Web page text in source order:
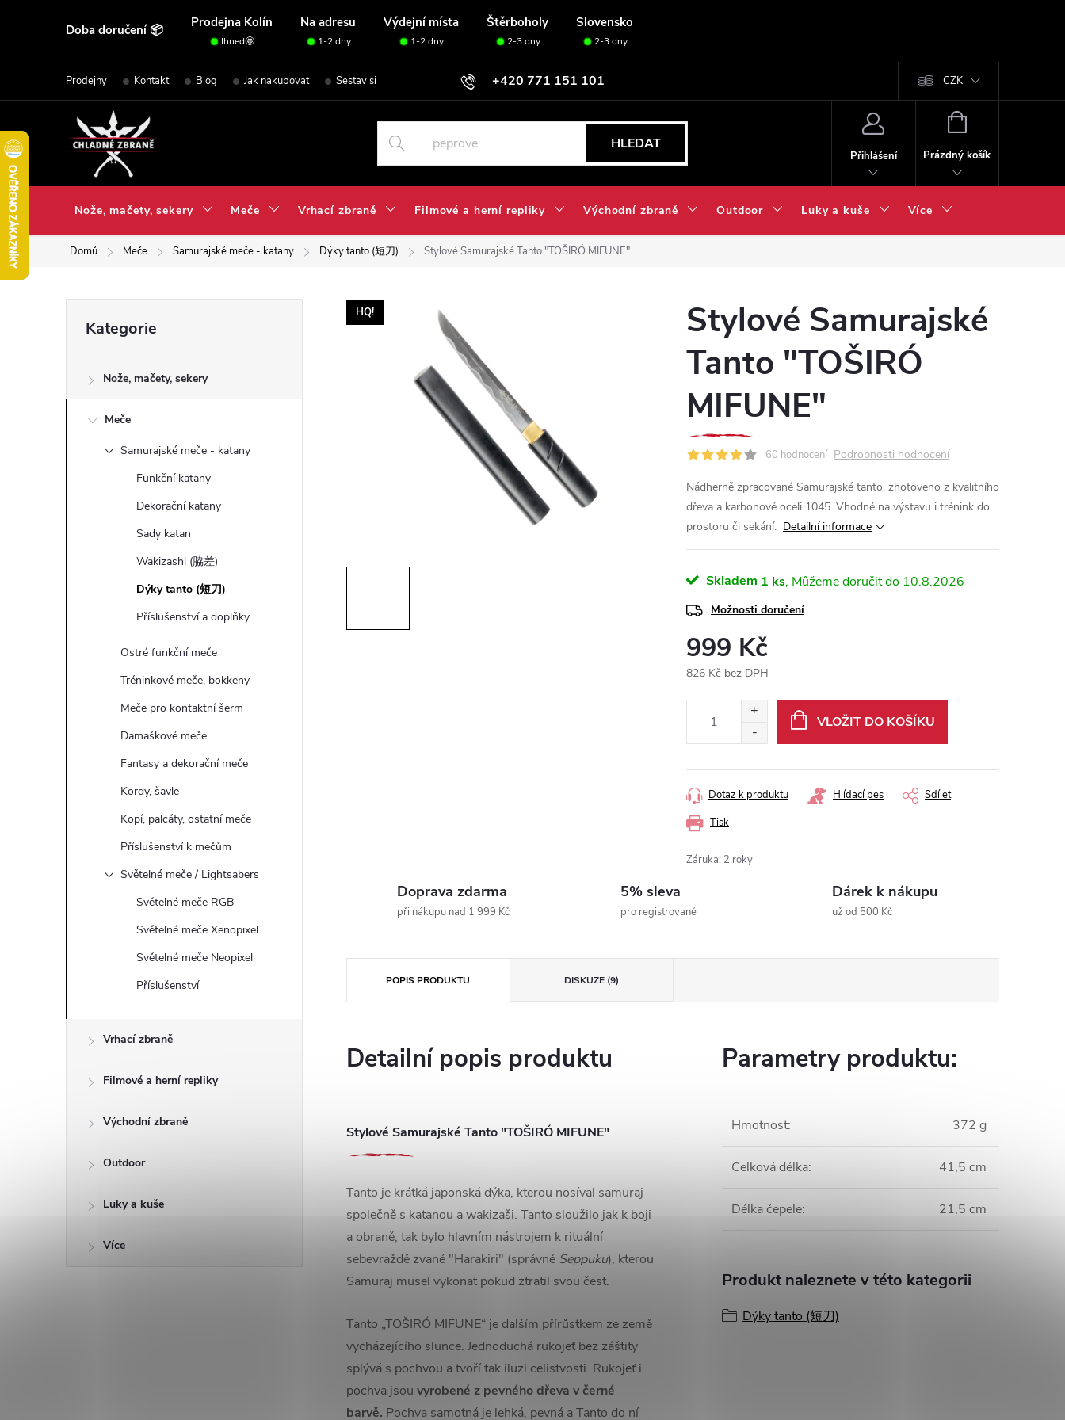
Doba doručení 📦 Prodejna Kolín Na adresu Výdejní místa Štěrboholy Slovensko
Ihned🤩 1-2 dny 1-2 dny 2-3 dny 2-3 dny
+420 771 151 101
Prodejny Kontakt Blog Jak nakupovat Sestav si svou sadu✅ CZK
HLEDAT
Přihlášení
NÁKUPNÍ
Prázdný košík
Nože, mačety, sekery Meče Vrhací zbraně Filmové a herní repliky Východní zbraně Outdoor Luky a kuše Více
Domů Meče Samurajské meče - katany Dýky tanto (短刀) Stylové Samurajské Tanto "TOŠIRÓ MIFUNE"
s
kategorie
Kategorie
Nože, mačety, sekery
Meče
Samurajské meče - katany
Funkční katany
Dekorační katany
Sady katan
Wakizashi (脇差)
Dýky tanto (短刀)
Příslušenství a doplňky
Ostré funkční meče
Tréninkové meče, bokkeny
Meče pro kontaktní šerm
Damaškové meče
Fantasy a dekorační meče
Kordy, šavle
Kopí, palcáty, ostatní meče
Příslušenství k mečům
Světelné meče / Lightsabers
Světelné meče RGB
Světelné meče Xenopixel
Světelné meče Neopixel
Příslušenství
Vrhací zbraně
Filmové a herní repliky
Východní zbraně
Outdoor
Luky a kuše
Více
HQ!
Stylové Samurajské
Tanto "TOŠIRÓ
MIFUNE"
60 hodnocení Podrobnosti hodnocení
Nádherně zpracované Samurajské tanto, zhotoveno z kvalitního
dřeva a karbonové oceli 1045. Vhodné na výstavu i trénink do
prostoru či sekání. Detailní informace
Skladem 1 ks 10.8.2026
Možnosti doručení
999 Kč
826 Kč bez DPH
VLOŽIT DO KOŠÍKU
Tisk
Dotaz k produktu Hlídací pes Sdílet
Záruka: 2 roky
Doprava zdarma
při nákupu nad 1 999 Kč
5% sleva
pro registrované
Dárek k nákupu
už od 500 Kč
POPIS PRODUKTU DISKUZE (9)
Detailní popis produktu
Stylové Samurajské Tanto "TOŠIRÓ MIFUNE"
Tanto je krátká japonská dýka, kterou nosíval samuraj
společně s katanou a wakizaši. Tanto sloužilo jak k boji
a obraně, tak bylo hlavním nástrojem k rituální
sebevraždě zvané "Harakiri" (správně Seppuku), kterou
Samuraj musel vykonat pokud ztratil svou čest.
Tanto „TOŠIRÓ MIFUNE“ je dalším přírůstkem ze země
vycházejícího slunce. Jednoduchá rukojeť bez záštity
splývá s pochvou a tvoří tak iluzi celistvosti. Rukojeť i
pochva jsou vyrobené z pevného dřeva v černé
barvě. Pochva samotná je lehká, pevná a Tanto do ní
Parametry produktu:
Hmotnost: 372 g
Celková délka: 41,5 cm
Délka čepele: 21,5 cm
Produkt naleznete v této kategorii
Dýky tanto (短刀)